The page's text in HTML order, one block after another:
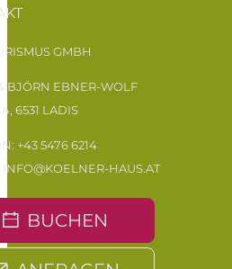
GMBH
BJÖRN EBNER-WOLF
6531 LADIS
+43 5476 6214
INFO@KOELNER-HAUS.AT
BUCHEN